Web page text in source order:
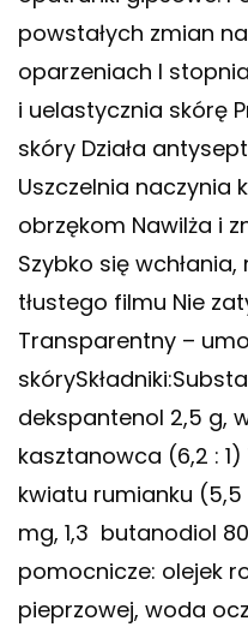
powstałych zmian
oparzeniach I
i uelastycznia skórę
skóry Działa
Uszczelnia naczynia
obrzękom Nawilża i
Szybko się
tłustego filmu Nie
Transparentny –
dekspantenol 2,5 g,
kasztanowca (6,2 :
kwiatu rumianku (5,5
mg, 1,3 ­ butanodiol
pomocnicze: olejek
pieprzowej, woda